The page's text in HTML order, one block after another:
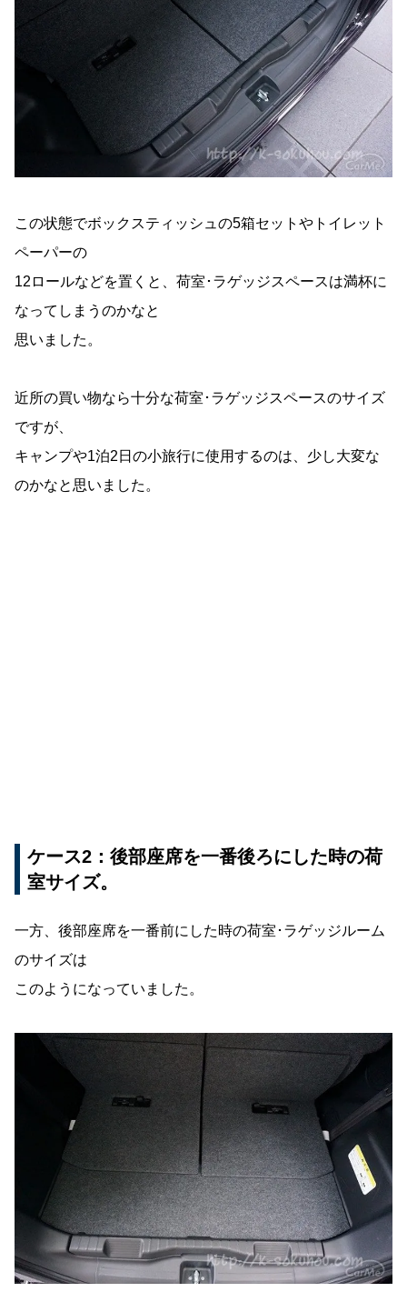
この状態でボックスティッシュの5箱セットやトイレット
ペーパーの
12ロールなどを置くと、荷室･ラゲッジスペースは満杯に
なってしまうのかなと
思いました。
近所の買い物なら十分な荷室･ラゲッジスペースのサイズ
ですが、
キャンプや1泊2日の小旅行に使用するのは、少し大変な
のかなと思いました。
ケース2：後部座席を一番後ろにした時の荷
室サイズ。
一方、後部座席を一番前にした時の荷室･ラゲッジルーム
のサイズは
このようになっていました。